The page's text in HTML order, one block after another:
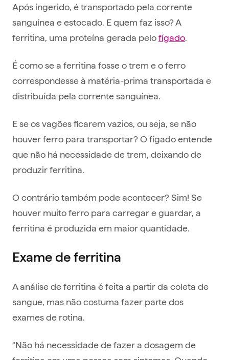
Após ingerido, é transportado pela corrente
sanguínea e estocado. E quem faz isso? A
ferritina, uma proteína gerada pelofígado.
É como se a ferritina fosse o trem e o ferro
correspondesse à matéria-prima transportada e
distribuída pela corrente sanguínea.
E se os vagões ficarem vazios, ou seja, se não
houver ferro para transportar? O fígado entende
que não há necessidade de trem, deixando de
produzir ferritina.
O contrário também pode acontecer? Sim! Se
houver muito ferro para carregar e guardar, a
ferritina é produzida em maior quantidade.
Exame de ferritina
A análise de ferritina é feita a partir da coleta de
sangue, mas não costuma fazer parte dos
exames de rotina.
“Não há necessidade de fazer a dosagem de